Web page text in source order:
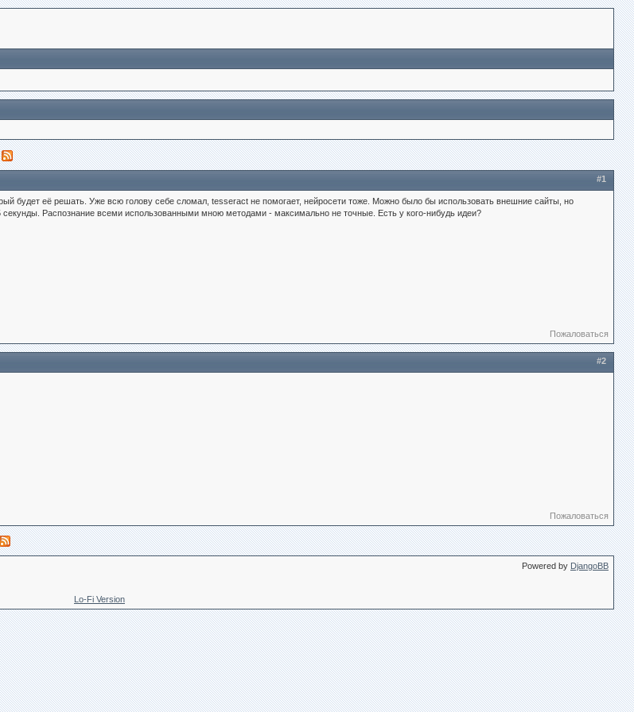
#1
будет её решать. Уже всю голову себе сломал, tesseract не помогает, нейросети тоже. Можно было бы использовать внешние сайты, но
Распознание всеми использованными мною методами - максимально не точные. Есть у кого-нибудь идеи?
Пожаловаться
#2
Пожаловаться
Powered by DjangoBB
Lo-Fi Version